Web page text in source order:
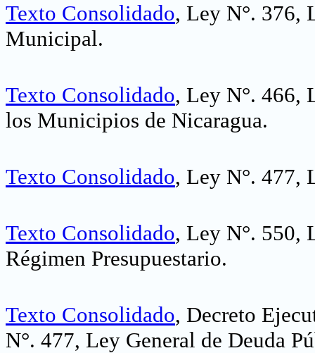
Texto Consolidado, Ley N°. 376,
Municipal.
Texto Consolidado, Ley N°. 466,
los Municipios de Nicaragua.
Texto Consolidado, Ley N°. 477,
Texto Consolidado, Ley N°. 550,
Régimen Presupuestario.
Texto Consolidado, Decreto
N°. 477, Ley General de Deuda